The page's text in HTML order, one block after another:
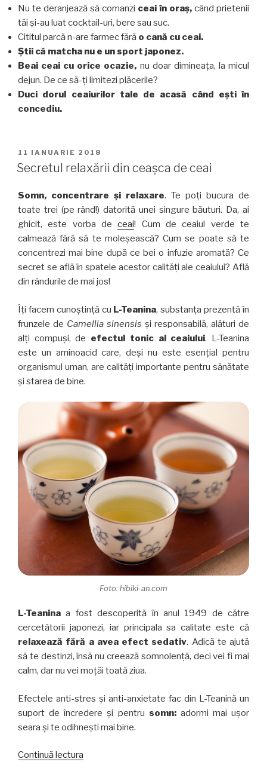
Nu te deranjează să comanzi ceai în oraș, când prietenii
tăi și-au luat cocktail-uri, bere sau suc.
Cititul parcă n-are farmec fără o cană cu ceai.
Știi că matcha nu e un sport japonez.
Beai ceai cu orice ocazie, nu doar dimineața, la micul
dejun. De ce să-ți limitezi plăcerile?
Duci dorul ceaiurilor tale de acasă când ești în
concediu.
PUBLICAT
PE
11 IANUARIE 2018
Secretul relaxării din ceașca de ceai
Somn, concentrare și relaxare. Te poți bucura de
toate trei (pe rând!) datorită unei singure băuturi. Da, ai
ghicit, este vorba deceai! Cum de ceaiul verde te
calmează fără să te moleșească? Cum se poate să te
concentrezi mai bine după ce bei o infuzie aromată? Ce
secret se află în spatele acestor calități ale ceaiului? Află
din rândurile de mai jos!
Îți facem cunoștință cu L-Teanina, substanța prezentă în
frunzele de Camellia sinensis și responsabilă, alături de
alți compuși, de efectul tonic al ceaiului. L-Teanina
este un aminoacid care, deși nu este esențial pentru
organismul uman, are calități importante pentru sănătate
și starea de bine.
Foto: hibiki-an.com
L-Teanina a fost descoperită în anul 1949 de către
cercetătorii japonezi, iar principala sa calitate este că
relaxează fără a avea efect sedativ. Adică te ajută
să te destinzi, însă nu creează somnolență, deci vei fi mai
calm, dar nu vei moțăi toată ziua.
Efectele anti-stres și anti-anxietate fac din L-Teanină un
suport de încredere și pentru somn:adormi mai ușor
seara și te odihnești mai bine.
Continuă lectura